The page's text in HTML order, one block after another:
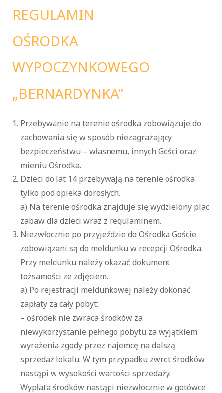
REGULAMIN
OŚRODKA
WYPOCZYNKOWEGO
„BERNARDYNKA”
Przebywanie na terenie ośrodka zobowiązuje do
zachowania się w sposób niezagrażający
bezpieczeństwu – własnemu, innych Gości oraz
mieniu Ośrodka.
Dzieci do lat 14 przebywają na terenie ośrodka
tylko pod opieka dorosłych.
a) Na terenie ośrodka znajduje się wydzielony plac
zabaw dla dzieci wraz z regulaminem.
Niezwłocznie po przyjeździe do Ośrodka Goście
zobowiązani są do meldunku w recepcji Ośrodka.
Przy meldunku należy okazać dokument
tożsamości ze zdjęciem.
a) Po rejestracji meldunkowej należy dokonać
zapłaty za cały pobyt:
– ośrodek nie zwraca środków za
niewykorzystanie pełnego pobytu za wyjątkiem
wyrażenia zgody przez najemcę na dalszą
sprzedaż lokalu. W tym przypadku zwrot środków
nastąpi w wysokości wartości sprzedaży.
Wypłata środków nastąpi niezwłocznie w gotówce